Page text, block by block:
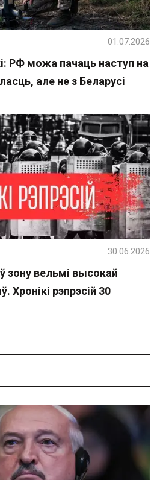
РФ можа пачаць наступ на
але не з Беларусі
01.07.2026
зону вельмі высокай
Хронікі рэпрэсій 30
30.06.2026